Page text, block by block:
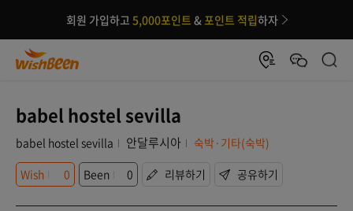
회원 가입하고 5,000포인트 &포인트 적립하자
babel hostel sevilla
babel hostel sevilla 안달루시아
숙박·기타(숙박)
Wish
0 Been 0 리뷰하기 공유하기